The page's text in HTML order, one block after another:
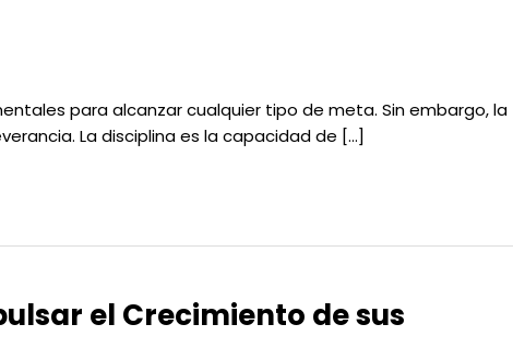
para alcanzar cualquier tipo de meta. Sin embargo, la
La disciplina es la capacidad de […]
el Crecimiento de sus